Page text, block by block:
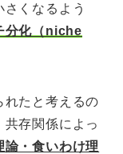
くなるよう
分化（niche
れたと考えるの
共存関係によっ
論・食いわけ理